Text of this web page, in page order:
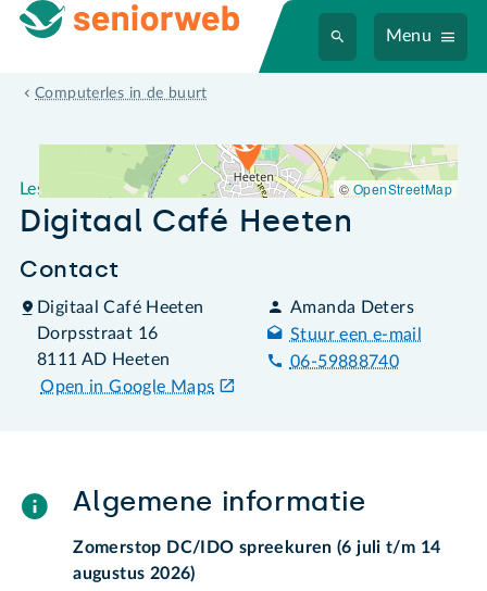
Menu
Computerles in de buurt
Leslocatie Digitaal Café Heeten
Leslocatie
Digitaal Café Heeten
Contact
Digitaal Café Heeten
Dorpsstraat 16
8111 AD Heeten
Open in Google Maps
Amanda Deters
Stuur een e-mail
06-59888740
©OpenStreetMap
Algemene informatie
Zomerstop DC/IDO spreekuren (6 juli t/m 14
augustus 2026)